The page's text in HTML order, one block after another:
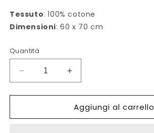
Tessuto: 100% cotone
Dimensioni: 60 x 70 cm
Quantità
Diminuisci
quantità
per
Arancio
Aumenta
quantità
per
Strofinaccio
Arancio
Aggiungi al carrello